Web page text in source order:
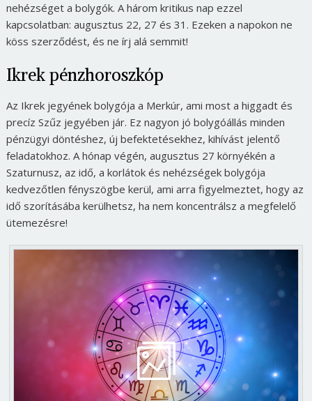
nehézséget a bolygók. A három kritikus nap ezzel
kapcsolatban: augusztus 22, 27 és 31. Ezeken a napokon ne
köss szerződést, és ne írj alá semmit!
Ikrek pénzhoroszkóp
Az Ikrek jegyének bolygója a Merkúr, ami most a higgadt és
precíz Szűz jegyében jár. Ez nagyon jó bolygóállás minden
pénzügyi döntéshez, új befektetésekhez, kihívást jelentő
feladatokhoz. A hónap végén, augusztus 27 környékén a
Szaturnusz, az idő, a korlátok és nehézségek bolygója
kedvezőtlen fényszögbe kerül, ami arra figyelmeztet, hogy az
idő szorításába kerülhetsz, ha nem koncentrálsz a megfelelő
ütemezésre!